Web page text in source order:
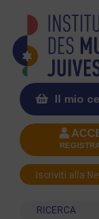
Il mio
Iscriviti alla
Ricerca